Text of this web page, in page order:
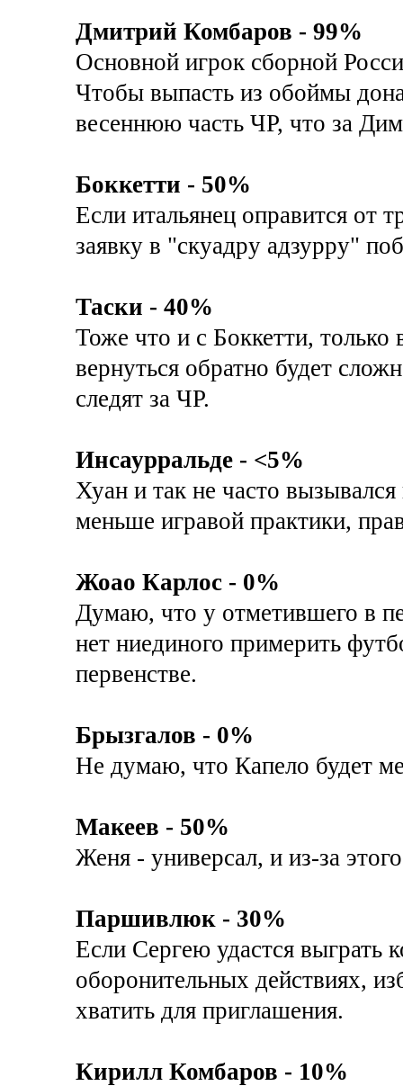
Дмитрий Комбаров - 99%
Основной игрок сборной
Чтобы выпасть из обоймы
весеннюю часть ЧР, что за
Боккетти - 50%
Если итальянец оправится
заявку в "скуадру адзурру"
Таски - 40%
Тоже что и с Боккетти,
вернуться обратно будет
следят за ЧР.
Инсаурральде - <5%
Хуан и так не часто
меньше игравой практики,
Жоао Карлос - 0%
Думаю, что у отметившего в
нет ниединого примерить
первенстве.
Брызгалов - 0%
Не думаю, что Капело будет
Макеев - 50%
Женя - универсал, и из-за
Паршивлюк - 30%
Если Сергею удастся выграть
оборонительных действиях,
хватить для приглашения.
Кирилл Комбаров - 10%